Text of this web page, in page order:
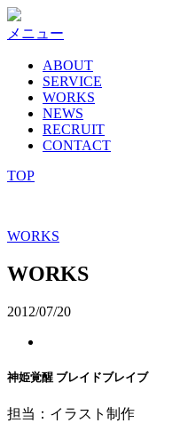
コ
ン
プ
メニュー
ABOUT
SERVICE
WORKS
NEWS
RECRUIT
CONTACT
TOP
WORKS
WORKS
2012/07/20
神姫覚醒 ブレイドブレイブ
担当：イラスト制作